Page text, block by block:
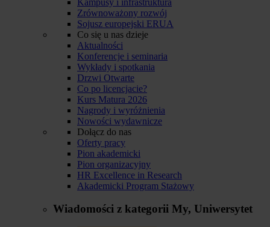
Zrównoważony rozwój
Sojusz europejski ERUA
Co się u nas dzieje
Aktualności
Konferencje i seminaria
Wykłady i spotkania
Drzwi Otwarte
Co po licencjacie?
Kurs Matura 2026
Nagrody i wyróżnienia
Nowości wydawnicze
Dołącz do nas
Oferty pracy
Pion akademicki
Pion organizacyjny
HR Excellence in Research
Akademicki Program Stażowy
Wiadomości z kategorii My, Uniwersytet